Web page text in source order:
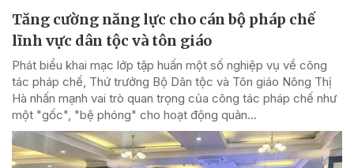
Tăng cường năng lực cho cán bộ pháp chế
lĩnh vực dân tộc và tôn giáo
Phát biểu khai mạc lớp tập huấn một số nghiệp vụ về công
tác pháp chế, Thứ trưởng Bộ Dân tộc và Tôn giáo Nông Thị
Hà nhấn mạnh vai trò quan trọng của công tác pháp chế như
một "gốc", "bệ phóng" cho hoạt động quản...